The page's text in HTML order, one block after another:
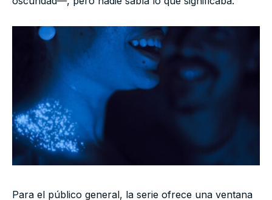
Para el público general, la serie ofrece una ventana